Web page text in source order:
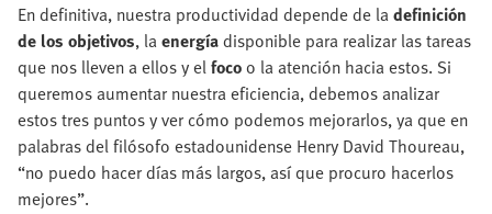
En definitiva, nuestra productividad depende de ladefinición
de los objetivos, laenergíadisponible para realizar las tareas
que nos lleven a ellos y elfocoo la atención hacia estos. Si
queremos aumentar nuestra eficiencia, debemos analizar
estos tres puntos y ver cómo podemos mejorarlos, ya que en
palabras del filósofo estadounidense Henry David Thoureau,
“no puedo hacer días más largos, así que procuro hacerlos
mejores”.